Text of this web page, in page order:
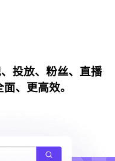
投放、粉丝、直播
、更高效。